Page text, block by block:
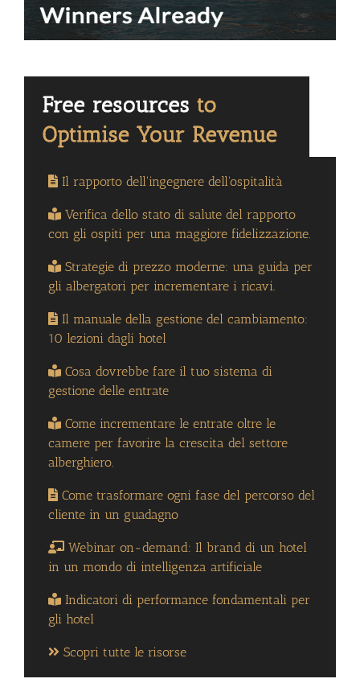
Il rapporto dell'ingegnere dell'ospitalità
Verifica dello stato di salute del rapporto
con gli ospiti per una maggiore fidelizzazione.
Strategie di prezzo moderne: una guida per
gli albergatori per incrementare i ricavi.
Il manuale della gestione del cambiamento:
10 lezioni dagli hotel
Cosa dovrebbe fare il tuo sistema di
gestione delle entrate
Come incrementare le entrate oltre le
camere per favorire la crescita del settore
alberghiero.
Come trasformare ogni fase del percorso del
cliente in un guadagno
Webinar on-demand: Il brand di un hotel
in un mondo di intelligenza artificiale
Indicatori di performance fondamentali per
gli hotel
Scopri tutte le risorse